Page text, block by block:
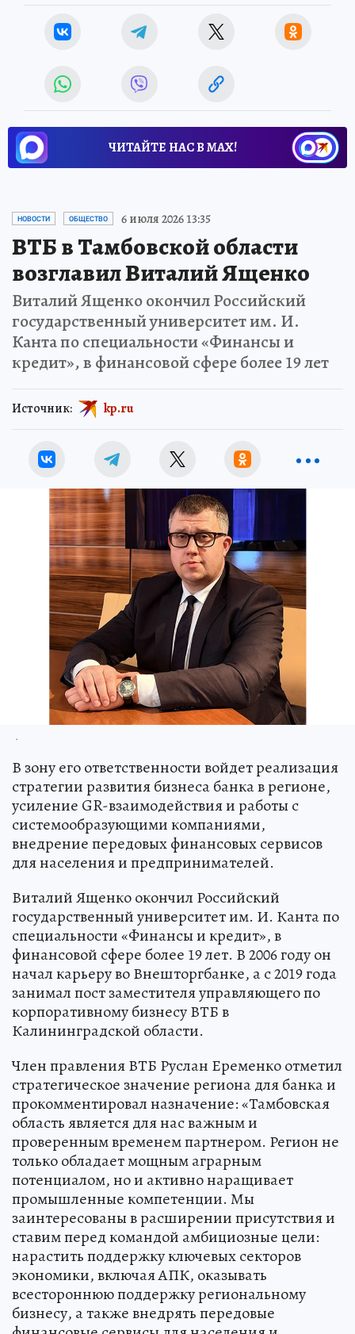
ЧИТАЙТЕ НАС В МАХ!
НОВОСТИ ОБЩЕСТВО 6 июля 2026 13:35
ВТБ в Тамбовской области
возглавил Виталий Ященко
Виталий Ященко окончил Российский
государственный университет им. И.
Канта по специальности «Финансы и
кредит», в финансовой сфере более 19 лет
Источник: kp.ru
.
В зону его ответственности войдет реализация
стратегии развития бизнеса банка в регионе,
усиление GR-взаимодействия и работы с
системообразующими компаниями,
внедрение передовых финансовых сервисов
для населения и предпринимателей.
Виталий Ященко окончил Российский
государственный университет им. И. Канта по
специальности «Финансы и кредит», в
финансовой сфере более 19 лет. В 2006 году он
начал карьеру во Внешторгбанке, а с 2019 года
занимал пост заместителя управляющего по
корпоративному бизнесу ВТБ в
Калининградской области.
Член правления ВТБ Руслан Еременко отметил
стратегическое значение региона для банка и
прокомментировал назначение: «Тамбовская
область является для нас важным и
проверенным временем партнером. Регион не
только обладает мощным аграрным
потенциалом, но и активно наращивает
промышленные компетенции. Мы
заинтересованы в расширении присутствия и
ставим перед командой амбициозные цели:
нарастить поддержку ключевых секторов
экономики, включая АПК, оказывать
всестороннюю поддержку региональному
бизнесу, а также внедрять передовые